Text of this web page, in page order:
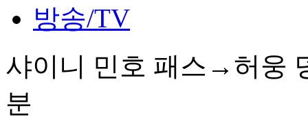
방송/TV
샤이니 민호 패스→허웅
분